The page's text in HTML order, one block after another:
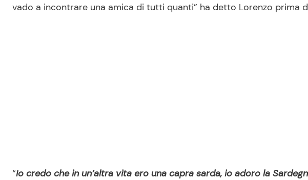
vado a incontrare una amica di tutti quanti” ha detto Lorenzo prima
“Io credo che in un’altra vita ero una capra sarda, io adoro la